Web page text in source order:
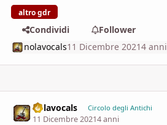
altro gdr
Condividi
Follower
nolavocals11 Dicembre 20214 anni
nolavocals Circolo degli Antichi
11 Dicembre 20214 anni